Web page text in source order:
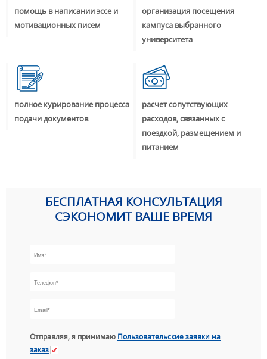
помощь в написании эссе и
мотивационных писем
организация посещения
кампуса выбранного
университета
полное курирование процесса
подачи документов
расчет сопутствующих
расходов, связанных с
поездкой, размещением и
питанием
БЕСПЛАТНАЯ КОНСУЛЬТАЦИЯ
СЭКОНОМИТ ВАШЕ ВРЕМЯ
Отправляя, я принимаю Пользовательские заявки на
заказ